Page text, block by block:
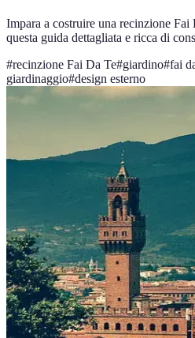
Impara a costruire una recinzione
questa guida dettagliata e ricca di
#recinzione Fai Da Te#giardino#fai
giardinaggio#design esterno